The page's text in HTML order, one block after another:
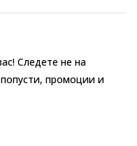
Следете не на
промоции и